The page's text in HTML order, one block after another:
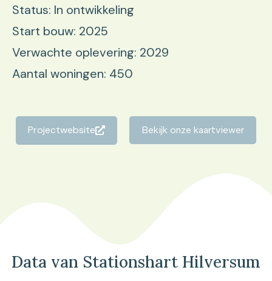
Status: In ontwikkeling
Start bouw: 2025
Verwachte oplevering: 2029
Aantal woningen: 450
Projectwebsite Bekijk onze kaartviewer
Data van Stationshart Hilversum